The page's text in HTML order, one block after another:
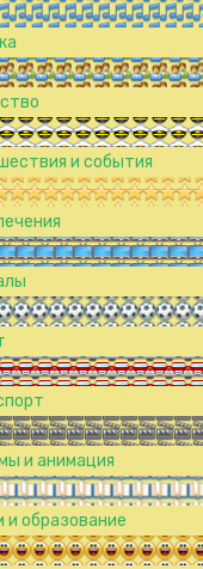
и события
и анимация
и образование